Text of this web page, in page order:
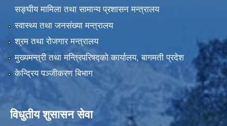
सङ्घीय मामिला तथा सामान्य प्रशासन मन्त्रालय
स्वास्थ्य तथा जनसंख्या मन्त्रालय
श्रम तथा रोजगार मन्त्रालय
मुख्यमन्त्री तथा मन्त्रिपरिषद्को कार्यालय, बागमती प्रदेश
केन्द्रिय पञ्जीकरण बिभाग
विधुतीय शुसासन सेवा